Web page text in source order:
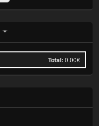
Total: 0.00€